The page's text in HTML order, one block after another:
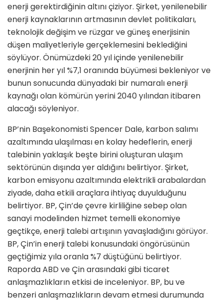
enerji gerektirdiğinin altını çiziyor. Şirket, yenilenebilir
enerji kaynaklarının artmasının devlet politikaları,
teknolojik değişim ve rüzgar ve güneş enerjisinin
düşen maliyetleriyle gerçeklemesini beklediğini
söylüyor. Önümüzdeki 20 yıl içinde yenilenebilir
enerjinin her yıl %7,1 oranında büyümesi bekleniyor ve
bunun sonucunda dünyadaki bir numaralı enerji
kaynağı olan kömürün yerini 2040 yılından itibaren
alacağı söyleniyor.
BP’nin Başekonomisti Spencer Dale, karbon salımı
azaltımında ulaşılması en kolay hedeflerin, enerji
talebinin yaklaşık beşte birini oluşturan ulaşım
sektörünün dışında yer aldığını belirtiyor. Şirket,
karbon emisyonu azaltımında elektrikli arabalardan
ziyade, daha etkili araçlara ihtiyaç duyulduğunu
belirtiyor. BP, Çin’de çevre kirliliğine sebep olan
sanayi modelinden hizmet temelli ekonomiye
geçtikçe, enerji talebi artışının yavaşladığını görüyor.
BP, Çin’in enerji talebi konusundaki öngörüsünün
geçtiğimiz yıla oranla %7 düştüğünü belirtiyor.
Raporda ABD ve Çin arasındaki gibi ticaret
anlaşmazlıkların etkisi de inceleniyor. BP, bu ve
benzeri anlaşmazlıkların devam etmesi durumunda